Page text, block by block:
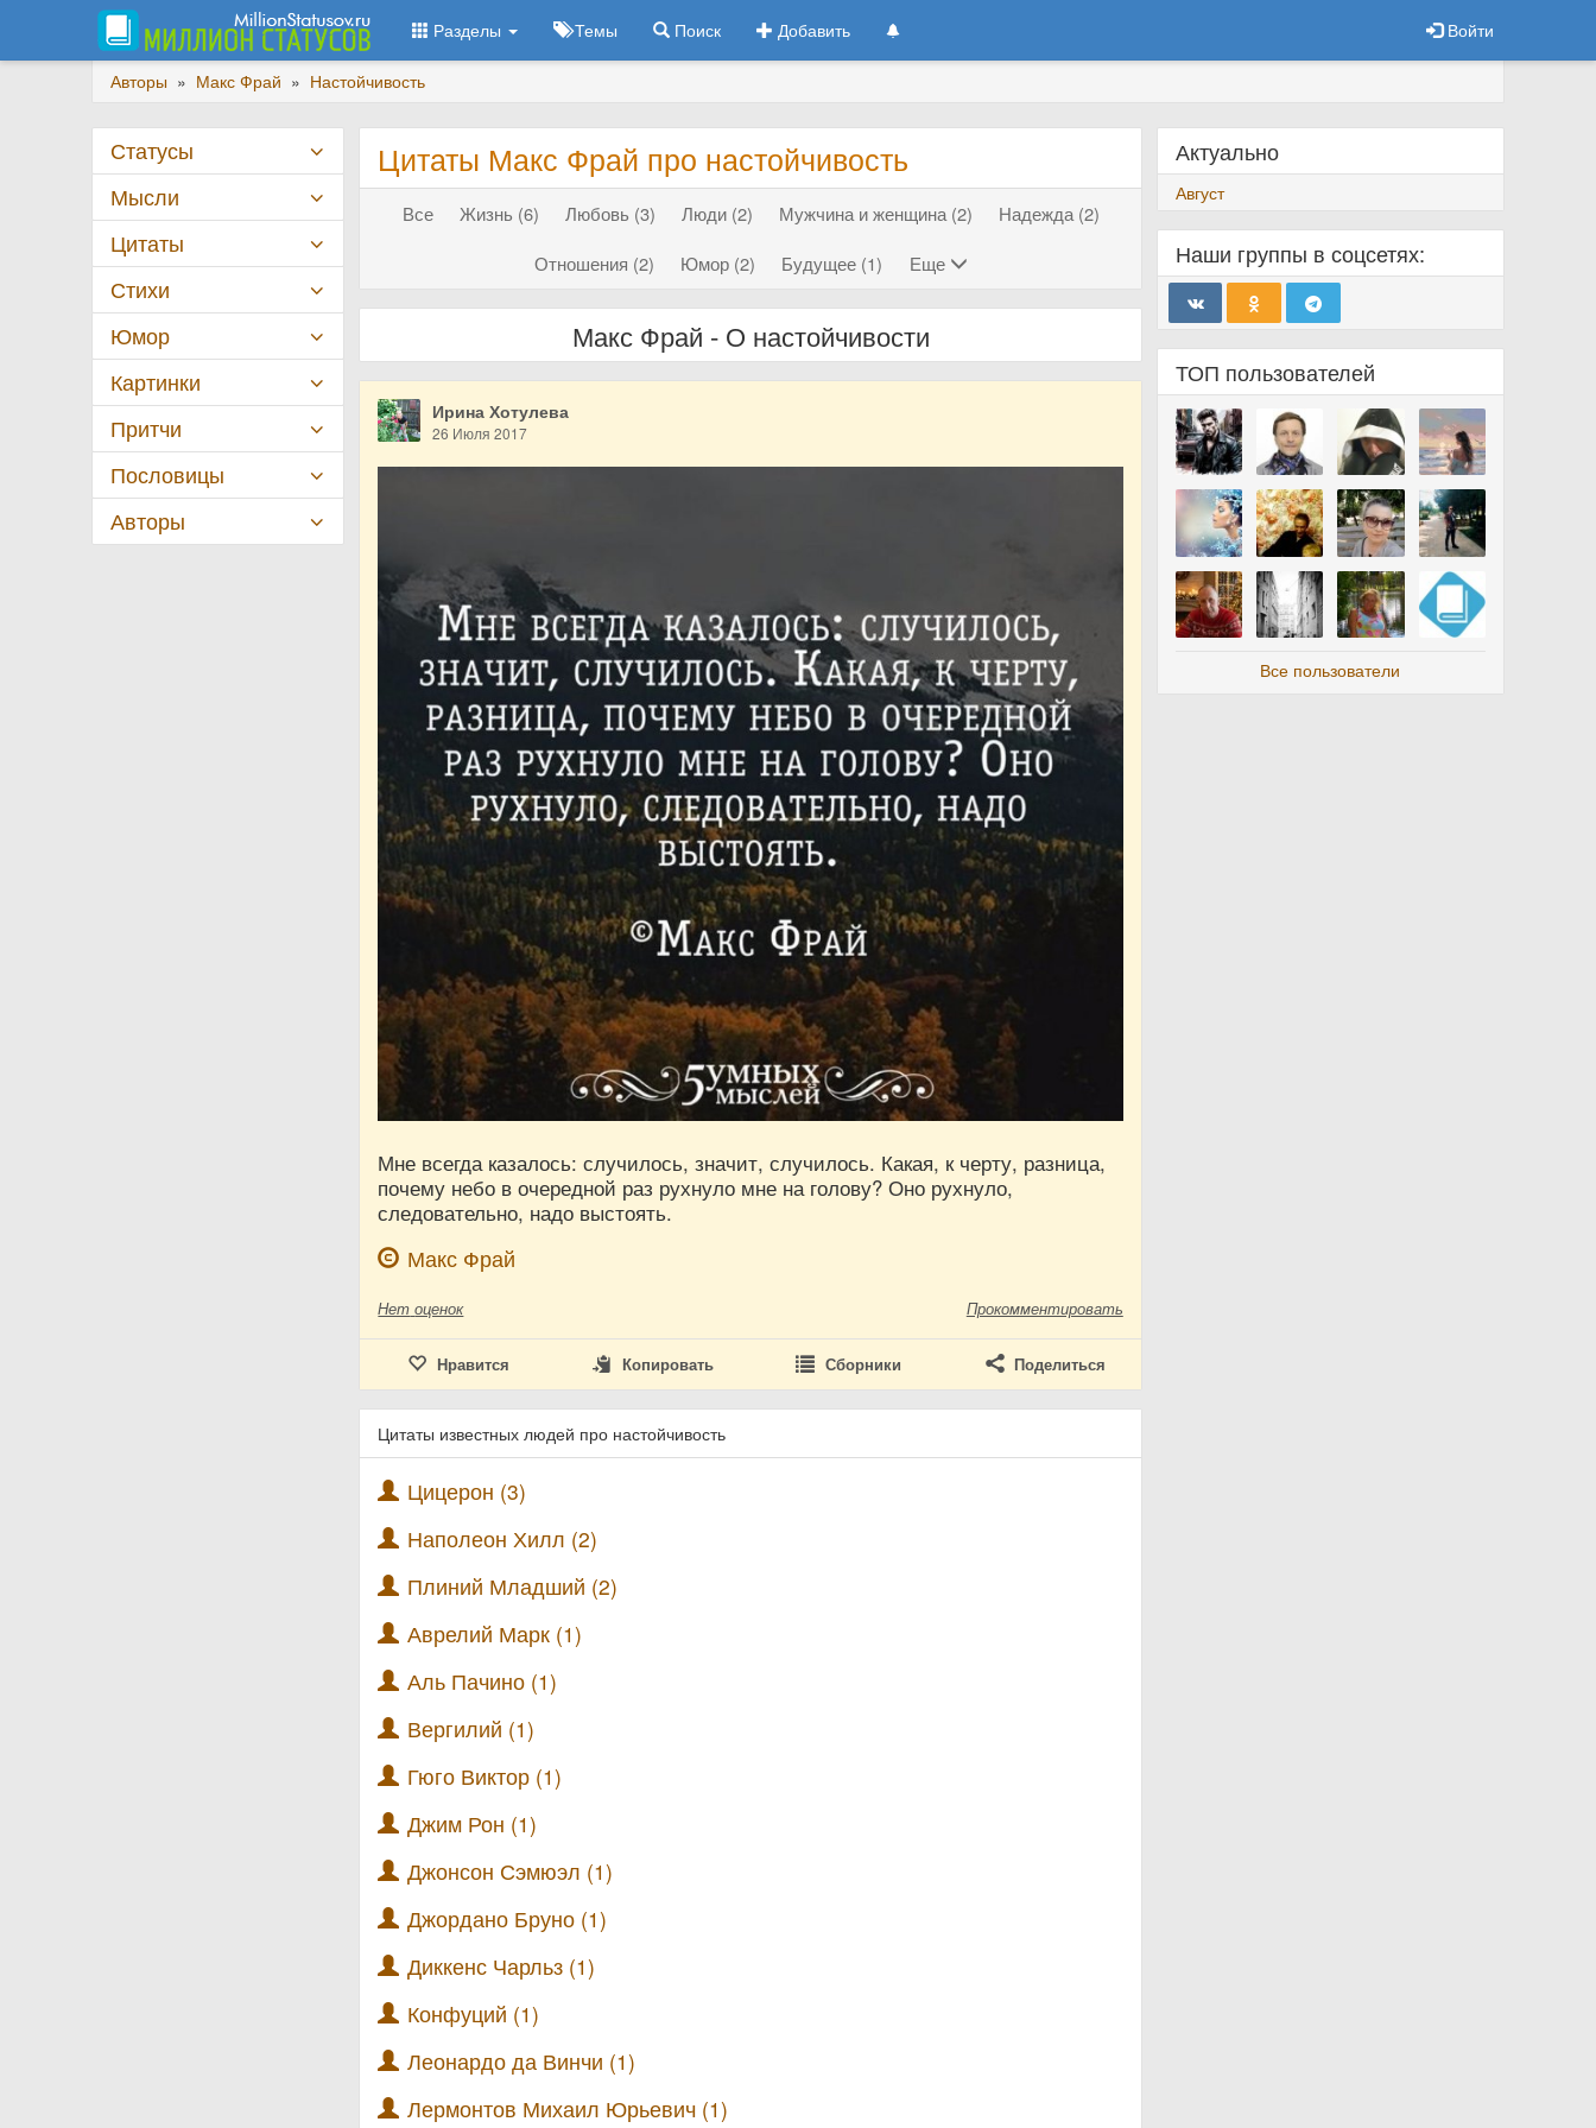
Разделы Темы Поиск Добавить Войти
Авторы » Макс Фрай » Настойчивость
Цитаты Макс Фрай про настойчивость
Все Жизнь (6) Любовь (3) Люди (2) Мужчина и женщина (2)
Надежда (2)
Отношения (2)
Юмор (2) Будущее (1) Еще
Макс Фрай - О настойчивости
Ирина Хотулева
26 Июля 2017
Мне всегда казалось: случилось, значит, случилось. Какая, к черту, разница,
почему небо в очередной раз рухнуло мне на голову? Оно рухнуло,
следовательно, надо выстоять.
Макс Фрай
Нет оценок Прокомментировать
Нравится Копировать Сборники Поделиться
Цитаты известных людей про настойчивость
Цицерон (3)
Наполеон Хилл (2)
Плиний Младший (2)
Аврелий Марк (1)
Аль Пачино (1)
Вергилий (1)
Гюго Виктор (1)
Джим Рон (1)
Джонсон Сэмюэл (1)
Джордано Бруно (1)
Диккенс Чарльз (1)
Конфуций (1)
Леонардо да Винчи (1)
Лермонтов Михаил Юрьевич (1)
Актуально
Август
Наши группы в соцсетях:
ТОП пользователей
Все пользователи
Статусы
Мысли
Цитаты
Стихи
Юмор
Картинки
Притчи
Пословицы
Авторы